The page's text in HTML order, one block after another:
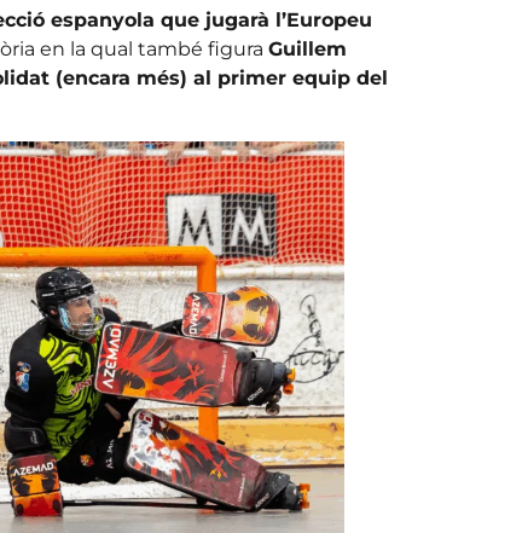
espanyola que jugarà l’Europeu
en la qual també figura Guillem
(encara més) al primer equip del